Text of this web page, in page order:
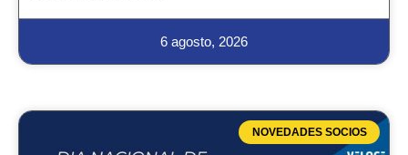
6 agosto, 2026
NOVEDADES SOCIOS